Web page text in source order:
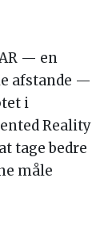
— en
afstande —
i
Reality
tage bedre
måle